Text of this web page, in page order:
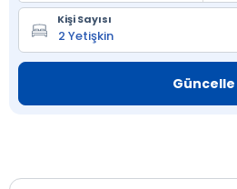
Kişi Sayısı
Güncelle